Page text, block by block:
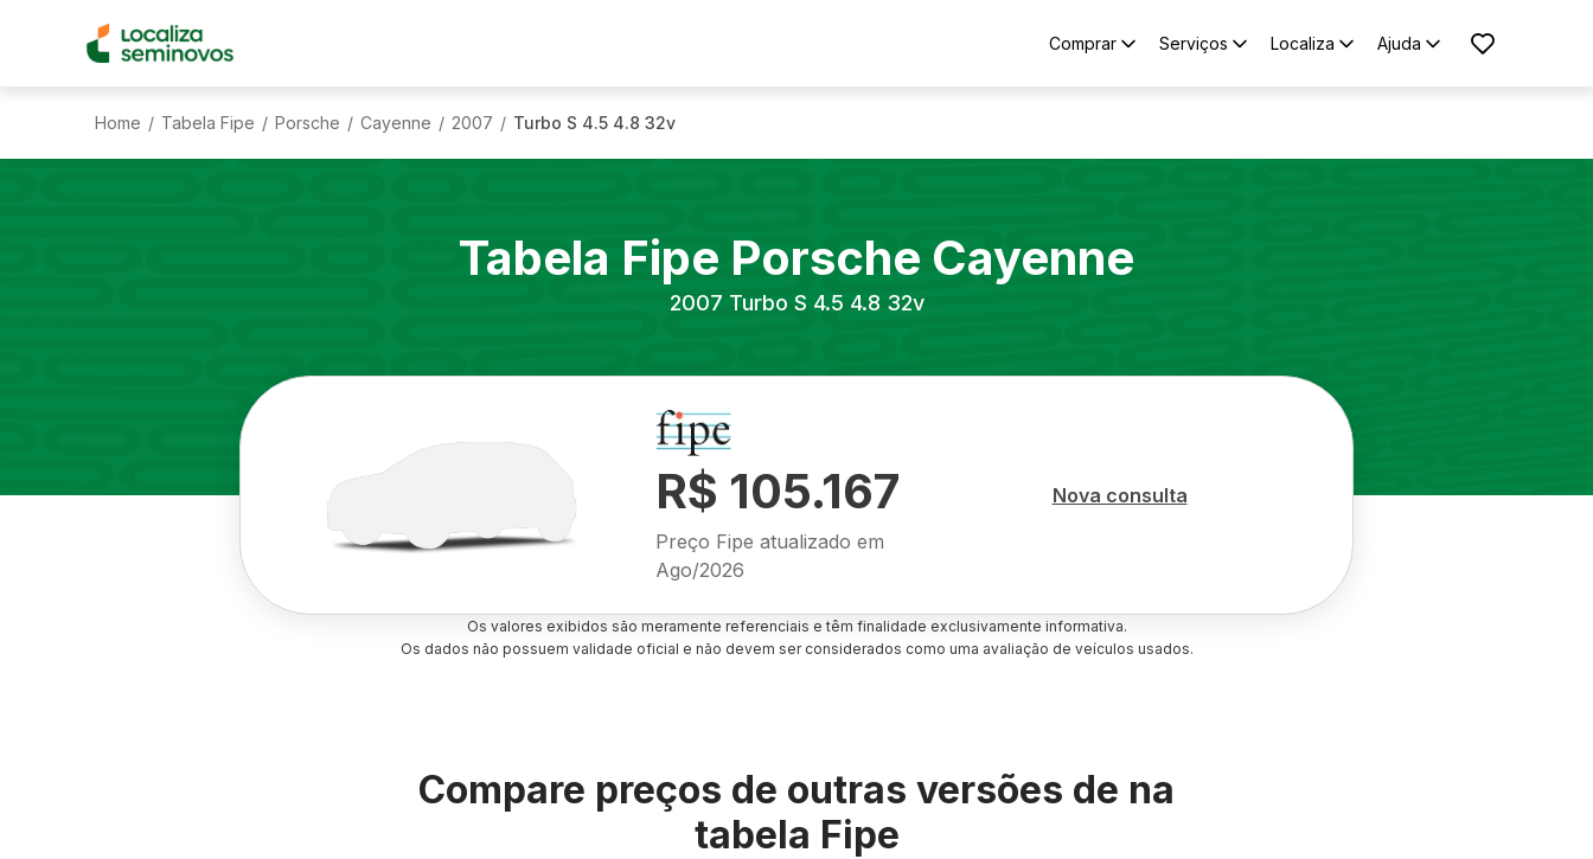
Comprar Serviços Localiza Ajuda
Home / Tabela Fipe / Porsche / Cayenne / 2007 / Turbo S 4.5 4.8 32v
Tabela Fipe Porsche Cayenne
2007 Turbo S 4.5 4.8 32v
R$ 105.167
Preço Fipe atualizado em
Ago/2026
Nova consulta
Os valores exibidos são meramente referenciais e têm finalidade exclusivamente informativa.
Os dados não possuem validade oficial e não devem ser considerados como uma avaliação de veículos usados.
Compare preços de outras versões de na
tabela Fipe